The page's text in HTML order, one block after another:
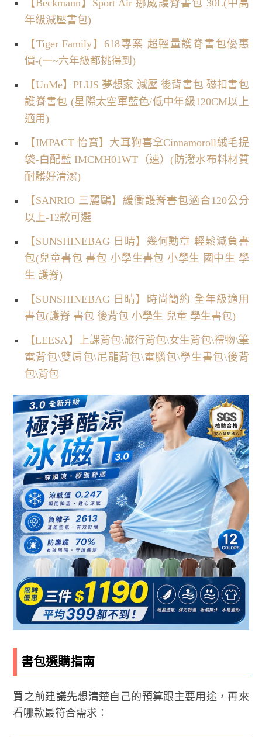
【Beckmann】Sport Air 挪威護脊書包 30L(中高
年級減壓書包)
【Tiger Family】618專案 超輕量護脊書包優惠
價-(一~六年級都挑得到)
【UnMe】PLUS 夢想家 減壓 後背書包 磁扣書包
護脊書包 (星際太空軍藍色/低中年級120CM以上
適用)
【IMPACT 怡寶】大耳狗喜拿Cinnamoroll絨毛提
袋-白配藍 IMCMH01WT（速）(防潑水布料材質
耐髒好清潔)
【SANRIO 三麗鷗】緩衝護脊書包適合120公分
以上-12款可選
【SUNSHINEBAG 日晴】幾何勳章 輕鬆減負書
包(兒童書包 書包 小學生書包 小學生 國中生 學
生 護脊)
【SUNSHINEBAG 日晴】時尚簡約 全年級適用
書包(護脊 書包 後背包 小學生 兒童 學生書包)
【LEESA】上課背包\旅行背包\女生背包\禮物\筆
電背包\雙肩包\尼龍背包\電腦包\學生書包\後背
包\背包
書包選購指南
買之前建議先想清楚自己的預算跟主要用途，再來
看哪款最符合需求：